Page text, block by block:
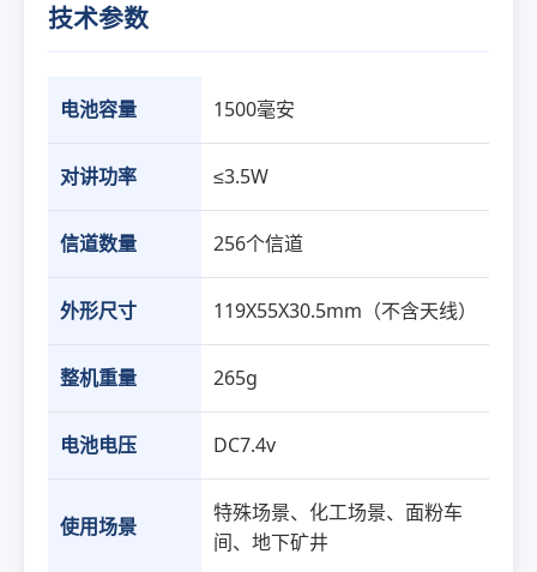
技术参数
电池容量 1500毫安
对讲功率 ≤3.5W
信道数量 256个信道
外形尺寸 119X55X30.5mm（不含天线）
整机重量 265g
电池电压 DC7.4v
使用场景
特殊场景、化工场景、面粉车
间、地下矿井